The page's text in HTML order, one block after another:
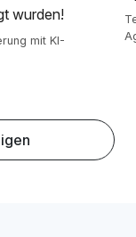
wurden!
mit KI-